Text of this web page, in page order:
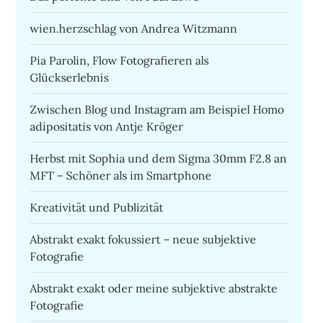
wien.herzschlag von Andrea Witzmann
Pia Parolin, Flow Fotografieren als
Glückserlebnis
Zwischen Blog und Instagram am Beispiel Homo
adipositatis von Antje Kröger
Herbst mit Sophia und dem Sigma 30mm F2.8 an
MFT – Schöner als im Smartphone
Kreativität und Publizität
Abstrakt exakt fokussiert – neue subjektive
Fotografie
Abstrakt exakt oder meine subjektive abstrakte
Fotografie